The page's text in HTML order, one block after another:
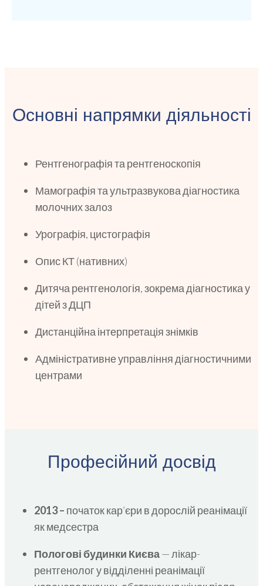
Основні напрямки діяльності
Рентгенографія та рентгеноскопія
Мамографія та ультразвукова діагностика
молочних залоз
Урографія, цистографія
Опис КТ (нативних)
Дитяча рентгенологія, зокрема діагностика у
дітей з ДЦП
Дистанційна інтерпретація знімків
Адміністративне управління діагностичними
центрами
Професійний досвід
2013 – початок кар’єри в дорослій реанімації
як медсестра
Пологові будинки Києва— лікар-
рентгенолог у відділенні реанімації